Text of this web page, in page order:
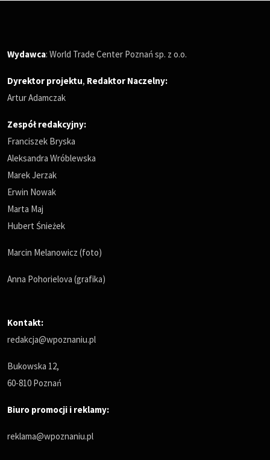
Wydawca: World Trade Center Poznań sp. z o.o.
Dyrektor projektu, Redaktor Naczelny:
Artur Adamczak
Zespół redakcyjny:
Franciszek Bryska
Aleksandra Wróblewska
Marek Jerzak
Erwin Nowak
Marta Maj
Hubert Śnieżek
Marcin Melanowicz (foto)
Anna Pohorielova (grafika)
Kontakt:
redakcja@wpoznaniu.pl
Bukowska 12,
60-810 Poznań
Biuro promocji i reklamy:
reklama@wpoznaniu.pl